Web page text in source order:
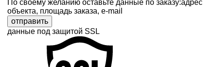
По своему желанию оставьте данные по заказу:адрес
объекта, площадь заказа, e-mail
отправить
данные под защитой SSL